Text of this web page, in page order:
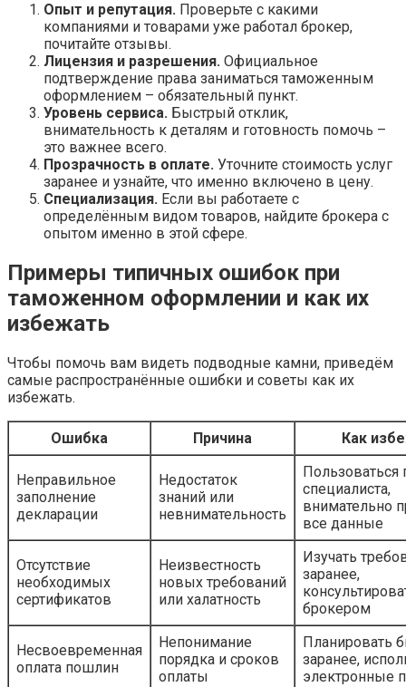
Опыт и репутация. Проверьте с какими
компаниями и товарами уже работал брокер,
почитайте отзывы.
Лицензия и разрешения. Официальное
подтверждение права заниматься таможенным
оформлением – обязательный пункт.
Уровень сервиса. Быстрый отклик,
внимательность к деталям и готовность помочь –
это важнее всего.
Прозрачность в оплате. Уточните стоимость услуг
заранее и узнайте, что именно включено в цену.
Специализация. Если вы работаете с
определённым видом товаров, найдите брокера с
опытом именно в этой сфере.
Примеры типичных ошибок при
таможенном оформлении и как их
избежать
Чтобы помочь вам видеть подводные камни, приведём
самые распространённые ошибки и советы как их
избежать.
Ошибка Причина Как
Неправильное
заполнение
декларации
Недостаток
знаний или
невнимательность
специалиста,
внимательно
все данные
Отсутствие
необходимых
сертификатов
Неизвестность
новых требований
или халатность
Изучать
заранее,
брокером
Несвоевременная
оплата пошлин
Непонимание
порядка и сроков
оплаты
Планировать
заранее,
электронные